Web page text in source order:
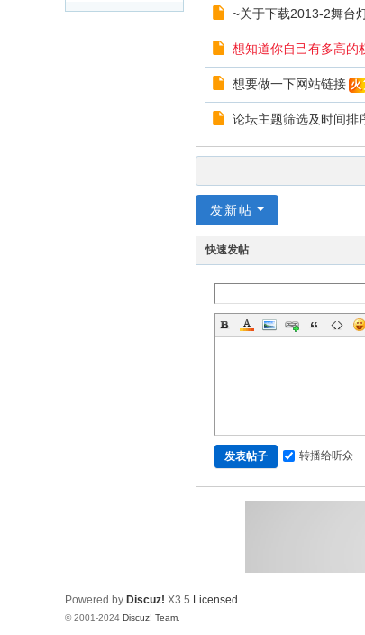
~关于下载2013-2舞台
想知道你自己有多高的
想要做一下网站链接 火
论坛主题筛选及时间排
发新帖
快速发帖
发表帖子 转播给听众
Powered by Discuz! X3.5 Licensed
© 2001-2024 Discuz! Team